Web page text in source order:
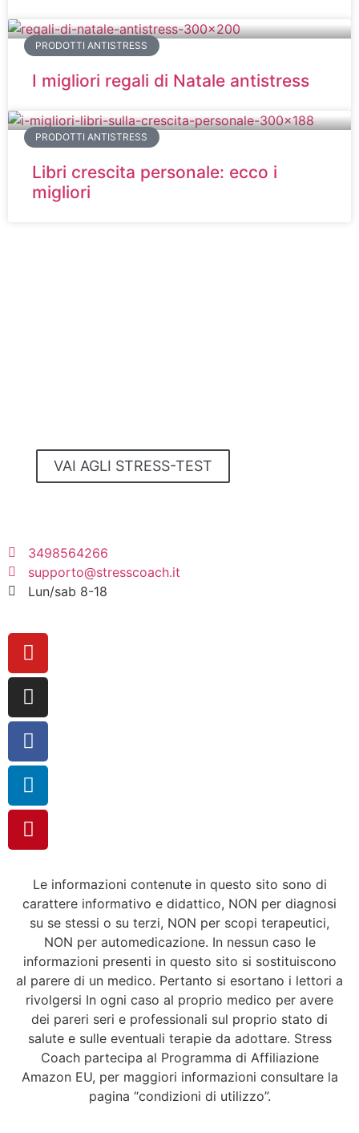
PRODOTTI ANTISTRESS
I migliori regali di Natale antistress
PRODOTTI ANTISTRESS
Libri crescita personale: ecco i
migliori
VAI AGLI STRESS-TEST
3498564266
supporto@stresscoach.it
Lun/sab 8-18
Le informazioni contenute in questo sito sono di
carattere informativo e didattico, NON per diagnosi
su se stessi o su terzi, NON per scopi terapeutici,
NON per automedicazione. In nessun caso le
informazioni presenti in questo sito si sostituiscono
al parere di un medico. Pertanto si esortano i lettori a
rivolgersi In ogni caso al proprio medico per avere
dei pareri seri e professionali sul proprio stato di
salute e sulle eventuali terapie da adottare. Stress
Coach partecipa al Programma di Affiliazione
Amazon EU, per maggiori informazioni consultare la
pagina “condizioni di utilizzo”.